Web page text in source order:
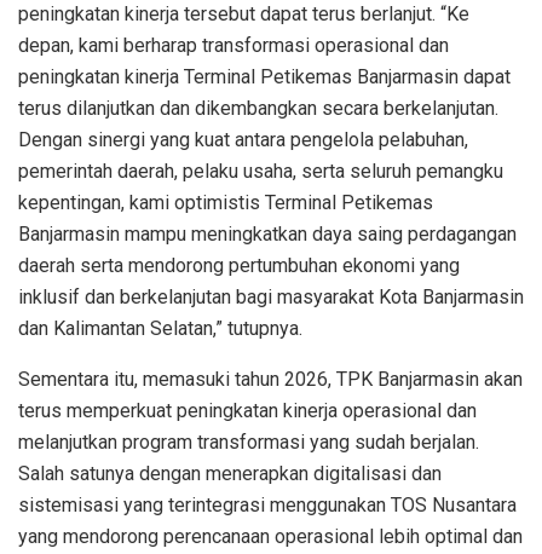
peningkatan kinerja tersebut dapat terus berlanjut. “Ke
depan, kami berharap transformasi operasional dan
peningkatan kinerja Terminal Petikemas Banjarmasin dapat
terus dilanjutkan dan dikembangkan secara berkelanjutan.
Dengan sinergi yang kuat antara pengelola pelabuhan,
pemerintah daerah, pelaku usaha, serta seluruh pemangku
kepentingan, kami optimistis Terminal Petikemas
Banjarmasin mampu meningkatkan daya saing perdagangan
daerah serta mendorong pertumbuhan ekonomi yang
inklusif dan berkelanjutan bagi masyarakat Kota Banjarmasin
dan Kalimantan Selatan,” tutupnya.
Sementara itu, memasuki tahun 2026, TPK Banjarmasin akan
terus memperkuat peningkatan kinerja operasional dan
melanjutkan program transformasi yang sudah berjalan.
Salah satunya dengan menerapkan digitalisasi dan
sistemisasi yang terintegrasi menggunakan TOS Nusantara
yang mendorong perencanaan operasional lebih optimal dan